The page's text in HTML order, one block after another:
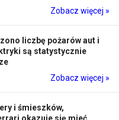
Zobacz więcej »
liczbę pożarów aut i
są statystycznie
Zobacz więcej »
i śmieszków,